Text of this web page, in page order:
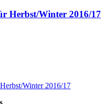
Herbst/Winter 2016/17